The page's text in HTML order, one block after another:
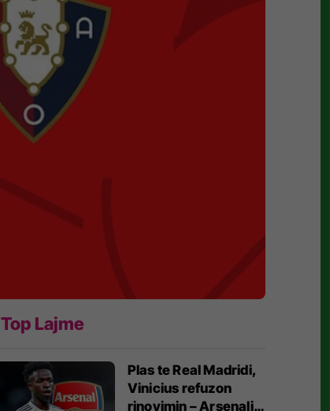
Top Lajme
Plas te Real Madridi,
Vinicius refuzon
rinovimin – Arsenali